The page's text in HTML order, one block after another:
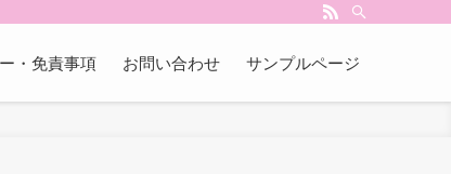
・免責事項 お問い合わせ サンプルページ